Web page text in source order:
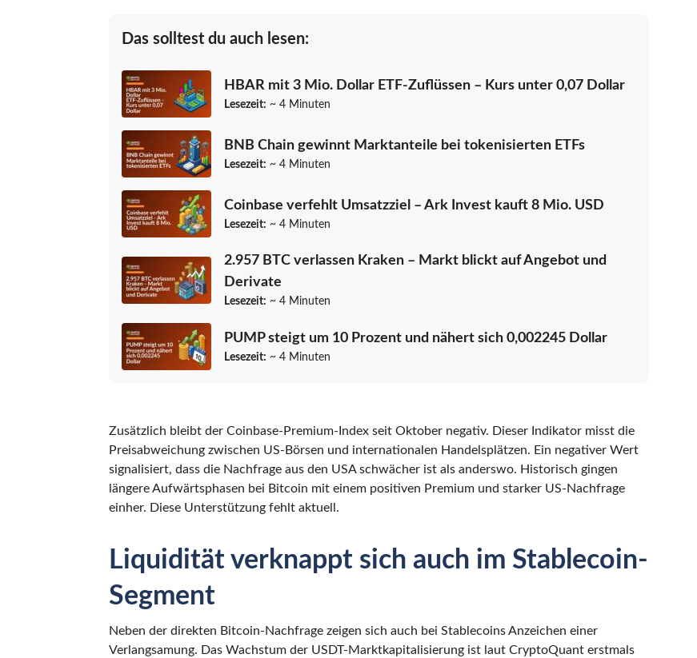
Das solltest du auch lesen:
HBAR mit 3 Mio. Dollar ETF-Zuflüssen – Kurs unter 0,07 Dollar
Lesezeit: ~ 4 Minuten
BNB Chain gewinnt Marktanteile bei tokenisierten ETFs
Lesezeit: ~ 4 Minuten
Coinbase verfehlt Umsatzziel – Ark Invest kauft 8 Mio. USD
Lesezeit: ~ 4 Minuten
2.957 BTC verlassen Kraken – Markt blickt auf Angebot und
Derivate
Lesezeit: ~ 4 Minuten
PUMP steigt um 10 Prozent und nähert sich 0,002245 Dollar
Lesezeit: ~ 4 Minuten
Zusätzlich bleibt der Coinbase-Premium-Index seit Oktober negativ. Dieser Indikator misst die
Preisabweichung zwischen US-Börsen und internationalen Handelsplätzen. Ein negativer Wert
signalisiert, dass die Nachfrage aus den USA schwächer ist als anderswo. Historisch gingen
längere Aufwärtsphasen bei Bitcoin mit einem positiven Premium und starker US-Nachfrage
einher. Diese Unterstützung fehlt aktuell.
Liquidität verknappt sich auch im Stablecoin-
Segment
Neben der direkten Bitcoin-Nachfrage zeigen sich auch bei Stablecoins Anzeichen einer
Verlangsamung. Das Wachstum der USDT-Marktkapitalisierung ist laut CryptoQuant erstmals